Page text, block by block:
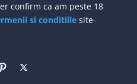
confirm ca am peste 18
si conditiilesite-